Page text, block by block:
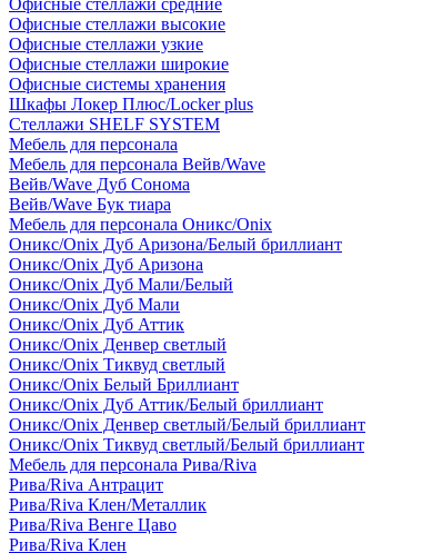
Офисные стеллажи средние
Офисные стеллажи высокие
Офисные стеллажи узкие
Офисные стеллажи широкие
Офисные системы хранения
Шкафы Локер Плюс/Locker plus
Стеллажи SHELF SYSTEM
Мебель для персонала
Мебель для персонала Вейв/Wave
Вейв/Wave Дуб Сонома
Вейв/Wave Бук тиара
Мебель для персонала Оникс/Onix
Оникс/Onix Дуб Аризона/Белый бриллиант
Оникс/Onix Дуб Аризона
Оникс/Onix Дуб Мали/Белый
Оникс/Onix Дуб Мали
Оникс/Onix Дуб Аттик
Оникс/Onix Денвер светлый
Оникс/Onix Тиквуд светлый
Оникс/Onix Белый Бриллиант
Оникс/Onix Дуб Аттик/Белый бриллиант
Оникс/Onix Денвер светлый/Белый бриллиант
Оникс/Onix Тиквуд светлый/Белый бриллиант
Мебель для персонала Рива/Riva
Рива/Riva Антрацит
Рива/Riva Клен/Металлик
Рива/Riva Венге Цаво
Рива/Riva Клен